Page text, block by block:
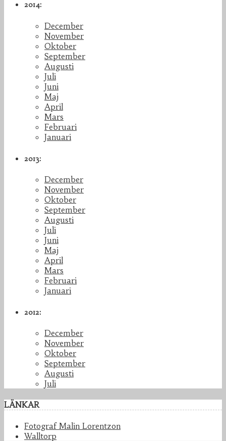
2014:
December
November
Oktober
September
Augusti
Juli
Juni
Maj
April
Mars
Februari
Januari
2013:
December
November
Oktober
September
Augusti
Juli
Juni
Maj
April
Mars
Februari
Januari
2012:
December
November
Oktober
September
Augusti
Juli
LÄNKAR
Fotograf Malin Lorentzon
Walltorp